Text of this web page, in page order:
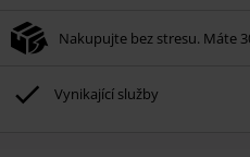
Nakupujte bez stresu. Máte
Vynikající služby